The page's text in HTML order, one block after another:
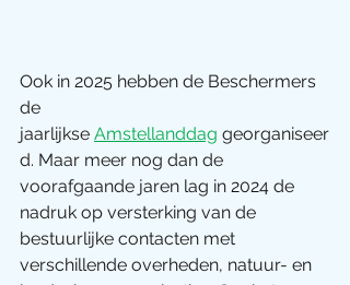
Ook in 2025 hebben de Beschermers
de
jaarlijkse Amstellanddag georganiseer
d. Maar meer nog dan de
voorafgaande jaren lag in 2024 de
nadruk op versterking van de
bestuurlijke contacten met
verschillende overheden, natuur- en